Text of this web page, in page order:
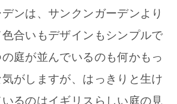
ンは、サンクンガーデンより
合いもデザインもシンプルで
庭が並んでいるのも何かもっ
がしますが、はっきりと生け
るのはイギリスらしい庭の見